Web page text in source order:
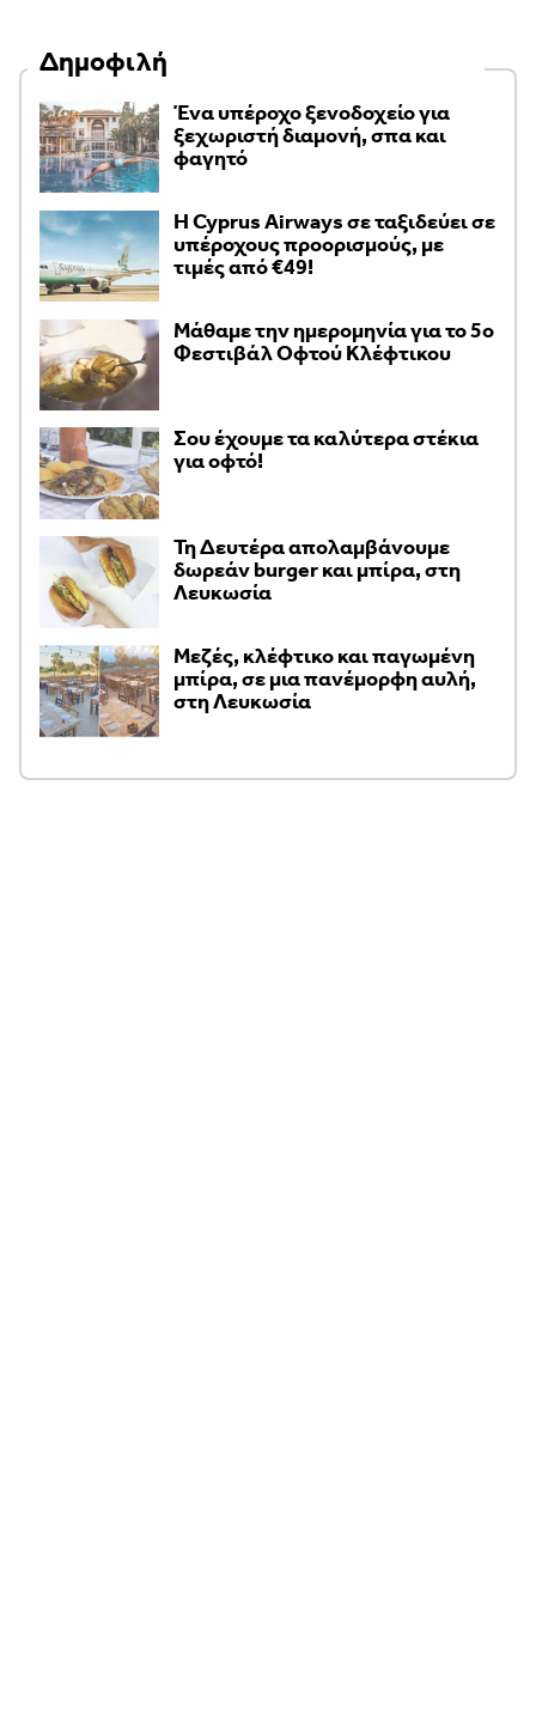
Δημοφιλή
Ένα υπέροχο ξενοδοχείο για
ξεχωριστή διαμονή, σπα και
φαγητό
H Cyprus Airways σε ταξιδεύει σε
υπέροχους προορισμούς, με
τιμές από €49!
Μάθαμε την ημερομηνία για το 5ο
Φεστιβάλ Οφτού Κλέφτικου
Σου έχουμε τα καλύτερα στέκια
για οφτό!
Τη Δευτέρα απολαμβάνουμε
δωρεάν burger και μπίρα, στη
Λευκωσία
Μεζές, κλέφτικο και παγωμένη
μπίρα, σε μια πανέμορφη αυλή,
στη Λευκωσία